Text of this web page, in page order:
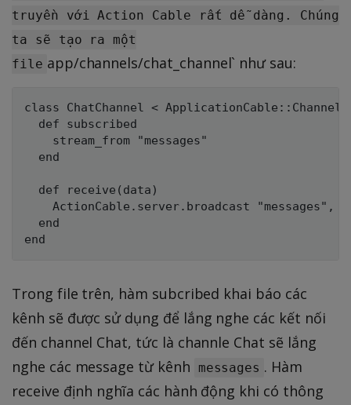
truyền với Action Cable rất dễ dàng. Chúng
ta sẽ tạo ra một
file app/channels/chat_channel` như sau:
class ChatChannel < ApplicationCable::Channel
  def subscribed
    stream_from "messages"
  end
  def receive(data)
ActionCable.server.broadcast "messages",
  end
Trong file trên, hàm subcribed khai báo các
kênh sẽ được sử dụng để lắng nghe các kết nối
đến channel Chat, tức là channle Chat sẽ lắng
nghe các message từ kênh
messages . Hàm
receive định nghĩa các hành động khi có thông